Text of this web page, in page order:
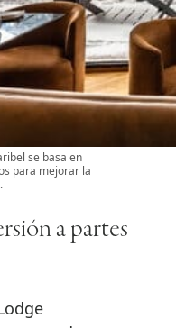
se basa en
para mejorar la
a partes